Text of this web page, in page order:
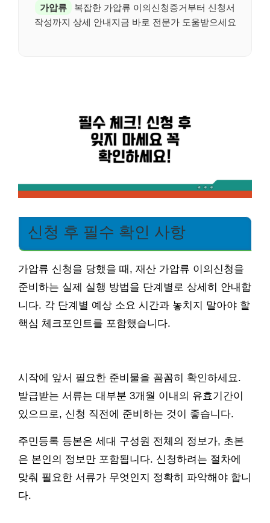
가압류
복잡한 가압류 이의신청증거부터 신청서
작성까지 상세 안내지금 바로 전문가 도움받으세요
신청 후 필수 확인 사항
가압류 신청을 당했을 때, 재산 가압류 이의신청을
준비하는 실제 실행 방법을 단계별로 상세히 안내합
니다. 각 단계별 예상 소요 시간과 놓치지 말아야 할
핵심 체크포인트를 포함했습니다.
시작에 앞서 필요한 준비물을 꼼꼼히 확인하세요.
발급받는 서류는 대부분 3개월 이내의 유효기간이
있으므로, 신청 직전에 준비하는 것이 좋습니다.
주민등록 등본은 세대 구성원 전체의 정보가, 초본
은 본인의 정보만 포함됩니다. 신청하려는 절차에
맞춰 필요한 서류가 무엇인지 정확히 파악해야 합니
다.